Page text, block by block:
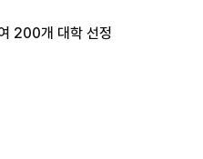
200개 대학 선정